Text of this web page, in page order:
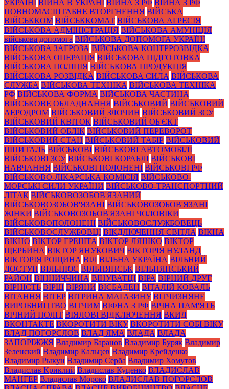
УКРАЇНІ ВІЙНА В УКРАНІ ВІЙНА З РФ ВІЙНА З РФ
ПОВНОМАСШТАБНЕ ВТОРГНЕННЯ ВІЙСЬКА
ВІЙСЬККОМ ВІЙСЬККОМАТ ВІЙСЬКОВА АГРЕСІЯ
ВІЙСЬКОВА АДМІНІСТРАЦІЯ ВІЙСЬКОВА АМУНІЦІЯ
військова допомога ВІЙСЬКОВА ДОПОМОГА УКРАЇНІ
ВІЙСЬКОВА ЗАГРОЗА ВІЙСЬКОВА КОНТРРОЗВІДКА
ВІЙСЬКОВА ОПЕРАЦІЯ ВІЙСЬКОВА ПІДГОТОВКА
ВІЙСЬКОВА ПОЛІЦІЯ ВІЙСЬКОВА ПРОДУКЦІЯ
ВІЙСЬКОВА РОЗВІДКА ВІЙСЬКОВА СИЛА ВІЙСЬКОВА
СЛУЖБА ВІЙСЬКОВА ТЕХНІКА ВІЙСЬКОВА ТЕХНІКА
РФ ВІЙСЬКОВА ФОРМА ВІЙСЬКОВА ЧАСТИНА
ВІЙСЬКОВЕ ОБЛАДНАННЯ ВІЙСЬКОВИЙ ВІЙСЬКОВИЙ
АЕРОДРОМ ВІЙСЬКОВИЙ ЗЛОЧИН ВІЙСЬКОВИЙ ЗСУ
ВІЙСЬКОВИЙ КВІТОК ВІЙСЬКОВИЙ ОБ'ЄКТ
ВІЙСЬКОВИЙ ОБЛІК ВІЙСЬКОВИЙ ПЕРЕВОРОТ
ВІЙСЬКОВИЙ СТАН ВІЙСЬКОВИЙ ТАБІР ВІЙСЬКОВИЙ
ШПИТАЛЬ ВІЙСЬКОВІ ВІЙСЬКОВІ АВТОМОБІЛІ
ВІЙСЬКОВІ ЗСУ ВІЙСЬКОВІ КОРАБЛІ ВІЙСЬКОВІ
НАВЧАННЯ ВІЙСЬКОВІ ПОЛОНЕНІ ВІЙСЬКОВІ РФ
ВІЙСЬКОВО-ЛІКАРСЬКА КОМІСІЯ ВІЙСЬКОВО-
МОРСЬКІ СИЛИ УКРАЇНИ ВІЙСЬКОВО-ТРАНСПОРТНИЙ
ЛІТАК ВІЙСЬКОВОЗОБОВ'ЯЗАНИЙ
ВІЙСЬКОВОЗОБОВ'ЯЗАНІ ВІЙСЬКОВОЗОБОВ'ЯЗАНІ
ЖІНКИ ВІЙСЬКОВОЗОБОВ'ЯЗАНІ ЧОЛОВІКИ
ВІЙСЬКОВОПОЛОНЕНІ ВІЙСЬКОВОСЛУЖБОВЕЦЬ
ВІЙСЬКОВОСЛУЖБОВЦІ ВІКДЛЮЧЕННЯ СВІТЛА ВІКНА
ВІКНО ВІКТОР ГРЕШТА ВІКТОР ЛЯШКО ВІКТОР
ЩЕРБИНА ВІКТОР ЯНУКОВИЧ ВІКТОРІЯ НУЛАНД
ВІКТОРІЯ РОЩИНА ВІЛ ВІЛЬНА УКРАЇНА ВІЛЬНИЙ
ДОСТУП ВІЛЬНЮС ВІЛЬНЯНСЬК ВІЛЬНЯНСЬКИЙ
РАЙОН ВІННИЧЧИНА ВІНУВАТЦІ ВІРА ВІРНИЙ ДРУГ
ВІРНІСТЬ ВІРШ ВІРЯНИ ВІСБАДЕН ВІТАЛІЙ КОВАЛЬ
ВІТАННЯ ВІТЕР ВІТРИНА МАГАЗИНУ ВІТЧИЗНЯНЕ
ВИРОБНИЦТВО ВІТЧИМ ВІФНА З РФ ВІЧНА ПАМ'ЯТЬ
ВІЧНИЙ ПОЛІТ ВІЯЛОВІ ВІДКЛЮЧЕННЯ ВКИД
ВКОНТАКТЕ ВКОРОТИТИ ВІКУ ВКОРОТИТИ СОБІ ВІКУ
ВЛАД ПОГОРЄЛОВ ВЛАД ЯМА ВЛАДА ВЛАДА
ЗАПОРІЖЖЯ Владимир Баранов Владимир Буряк Владимир
Зеленский Владимир Кальцев Владимир Крейденко
Владимир Рыкун Владимир Серба Владимир Хомутов
Владислав Криклий Владислав Куценко ВЛАДИСЛАВ
МАНГЕР Владислав Мороко ВЛАДИСЛАВ ПОГОРЄЛОВ